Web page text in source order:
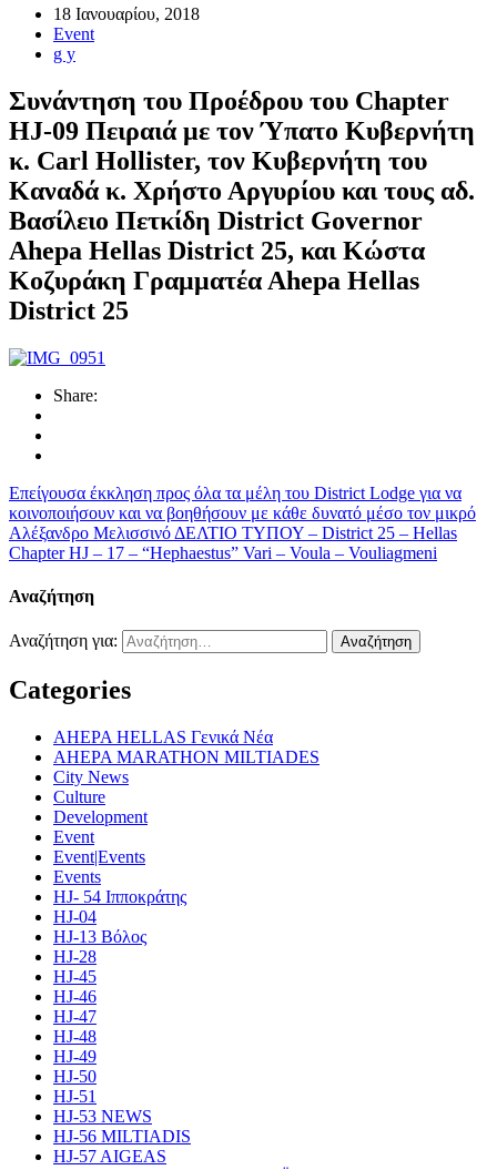
18 Ιανουαρίου, 2018
Event
g y
Συνάντηση του Προέδρου του Chapter
HJ-09 Πειραιά με τον Ύπατο Κυβερνήτη
κ. Carl Hollister, τον Κυβερνήτη του
Καναδά κ. Χρήστο Αργυρίου και τους αδ.
Βασίλειο Πετκίδη District Governor
Ahepa Hellas District 25, και Kώστα
Κοζυράκη Γραμματέα Αhepa Hellas
District 25
Share:
Επείγουσα έκκληση προς όλα τα μέλη του District Lodge για να
κοινοποιήσουν και να βοηθήσουν με κάθε δυνατό μέσο τον μικρό
Αλέξανδρο Μελισσινό ΔΕΛΤΙΟ ΤΥΠΟΥ – District 25 – Hellas
Chapter HJ – 17 – “Hephaestus” Vari – Voula – Vouliagmeni
Αναζήτηση
Αναζήτηση για:
Categories
AHEPA HELLAS Γενικά Νέα
AHEPA MARATHON MILTIADES
City News
Culture
Development
Event
Event|Events
Events
HJ- 54 Ιπποκράτης
HJ-04
HJ-13 Βόλος
HJ-28
HJ-45
HJ-46
HJ-47
HJ-48
HJ-49
HJ-50
HJ-51
HJ-53 NEWS
HJ-56 MILTIADIS
HJ-57 AIGEAS